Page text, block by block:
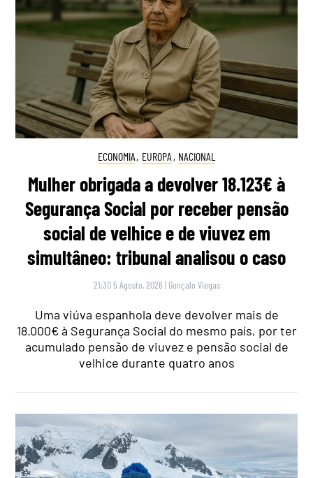
ECONOMIA, EUROPA , NACIONAL
Mulher obrigada a devolver 18.123€ à
Segurança Social por receber pensão
social de velhice e de viuvez em
simultâneo: tribunal analisou o caso
21:30 5 Agosto, 2026 | Gonçalo Viegas
Uma viúva espanhola deve devolver mais de
18.000€ à Segurança Social do mesmo país, por ter
acumulado pensão de viuvez e pensão social de
velhice durante quatro anos